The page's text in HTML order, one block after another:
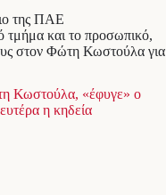
της ΠΑΕ
και το προσωπικό,
στον Φώτη Κωστούλα για